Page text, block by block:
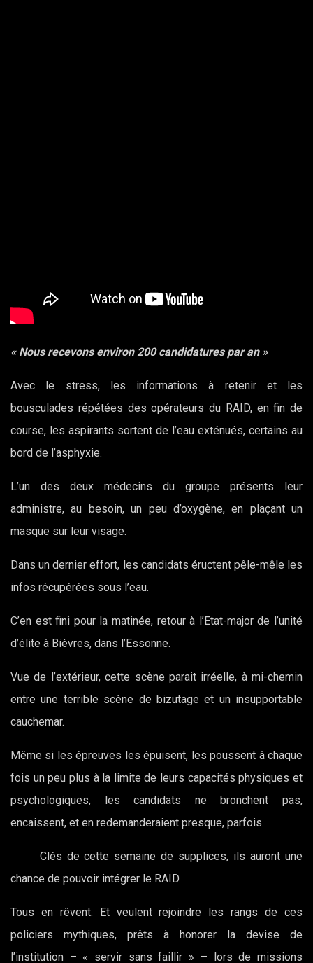
« Nous recevons environ 200 candidatures par an »
Avec le stress, les informations à retenir et les
bousculades répétées des opérateurs du RAID, en fin de
course, les aspirants sortent de l’eau exténués, certains au
bord de l’asphyxie.
L’un des deux médecins du groupe présents leur
administre, au besoin, un peu d’oxygène, en plaçant un
masque sur leur visage.
Dans un dernier effort, les candidats éructent pêle-mêle les
infos récupérées sous l’eau.
C’en est fini pour la matinée, retour à l’Etat-major de l’unité
d’élite à Bièvres, dans l’Essonne.
Vue de l’extérieur, cette scène parait irréelle, à mi-chemin
entre une terrible scène de bizutage et un insupportable
cauchemar.
Même si les épreuves les épuisent, les poussent à chaque
fois un peu plus à la limite de leurs capacités physiques et
psychologiques, les candidats ne bronchent pas,
encaissent, et en redemanderaient presque, parfois.
Clés de cette semaine de supplices, ils auront une
chance de pouvoir intégrer le RAID.
Tous en rêvent. Et veulent rejoindre les rangs de ces
policiers mythiques, prêts à honorer la devise de
l’institution – « servir sans faillir » – lors de missions